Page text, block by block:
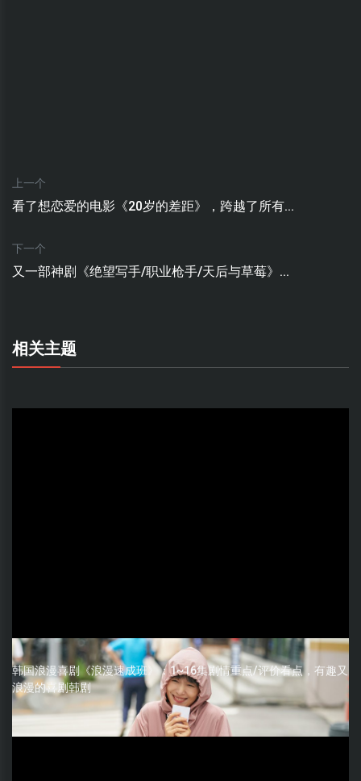
上一个
看了想恋爱的电影《20岁的差距》，跨越了所有...
下一个
又一部神剧《绝望写手/职业枪手/天后与草莓》...
相关主题
韩国浪漫喜剧《浪漫速成班》：1~16集剧情重点/评价看点，有趣又
浪漫的喜剧韩剧